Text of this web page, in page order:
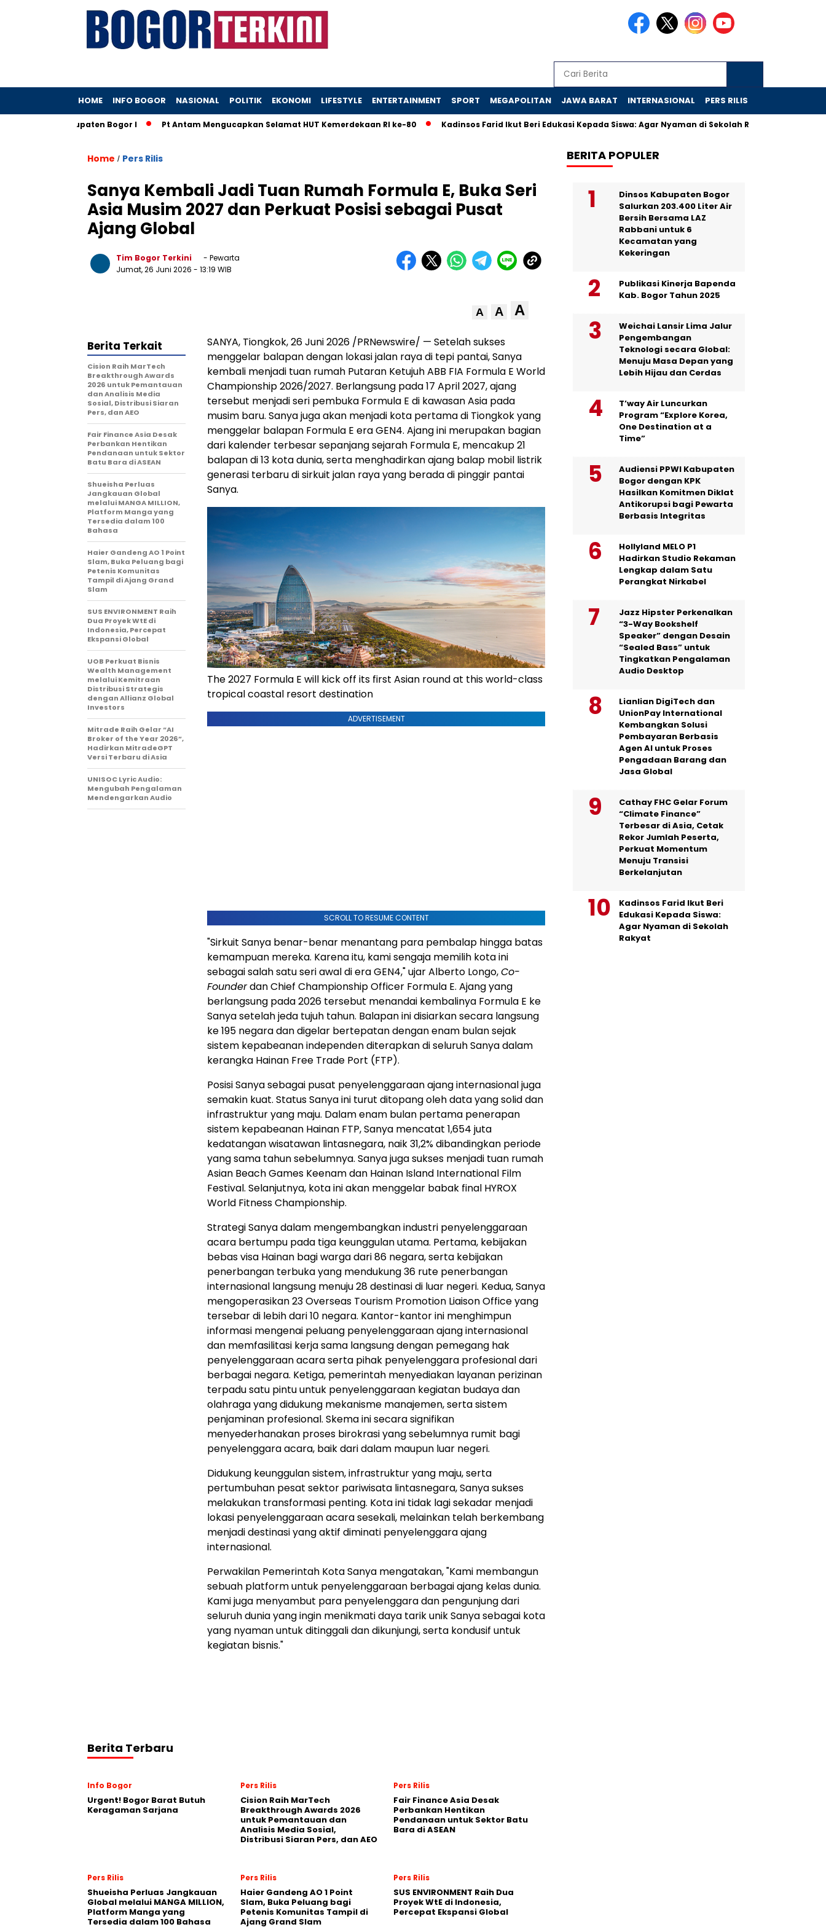
HOME INFO BOGOR NASIONAL POLITIK EKONOMI LIFESTYLE ENTERTAINMENT SPORT MEGAPOLITAN JAWA BARAT INTERNASIONAL PERS RILIS
Kabupaten Bogor I Pt Antam Mengucapkan Selamat HUT Kemerdekaan RI ke-80 Kadinsos Farid Ikut Beri Edukasi Kepada Siswa: Agar Nyaman di Sekolah Rakyat
Home / Pers Rilis
Sanya Kembali Jadi Tuan Rumah Formula E, Buka Seri
Asia Musim 2027 dan Perkuat Posisi sebagai Pusat
Ajang Global
Tim Bogor Terkini
- Pewarta
Jumat, 26 Juni 2026 - 13:19 WIB
A A A
SANYA, Tiongkok, 26 Juni 2026 /PRNewswire/ — Setelah sukses
menggelar balapan dengan lokasi jalan raya di tepi pantai, Sanya
kembali menjadi tuan rumah Putaran Ketujuh ABB FIA Formula E World
Championship 2026/2027. Berlangsung pada 17 April 2027, ajang
tersebut menjadi seri pembuka Formula E di kawasan Asia pada
musim baru. Sanya juga akan menjadi kota pertama di Tiongkok yang
menggelar balapan Formula E era GEN4. Ajang ini merupakan bagian
dari kalender terbesar sepanjang sejarah Formula E, mencakup 21
balapan di 13 kota dunia, serta menghadirkan ajang balap mobil listrik
generasi terbaru di sirkuit jalan raya yang berada di pinggir pantai
Sanya.
The 2027 Formula E will kick off its first Asian round at this world-class
tropical coastal resort destination
ADVERTISEMENT
SCROLL TO RESUME CONTENT
"Sirkuit Sanya benar-benar menantang para pembalap hingga batas
kemampuan mereka. Karena itu, kami sengaja memilih kota ini
sebagai salah satu seri awal di era GEN4," ujar Alberto Longo,Co-
Founderdan Chief Championship Officer Formula E. Ajang yang
berlangsung pada 2026 tersebut menandai kembalinya Formula E ke
Sanya setelah jeda tujuh tahun. Balapan ini disiarkan secara langsung
ke 195 negara dan digelar bertepatan dengan enam bulan sejak
sistem kepabeanan independen diterapkan di seluruh Sanya dalam
kerangka Hainan Free Trade Port (FTP).
Posisi Sanya sebagai pusat penyelenggaraan ajang internasional juga
semakin kuat. Status Sanya ini turut ditopang oleh data yang solid dan
infrastruktur yang maju. Dalam enam bulan pertama penerapan
sistem kepabeanan Hainan FTP, Sanya mencatat 1,654 juta
kedatangan wisatawan lintasnegara, naik 31,2% dibandingkan periode
yang sama tahun sebelumnya. Sanya juga sukses menjadi tuan rumah
Asian Beach Games Keenam dan Hainan Island International Film
Festival. Selanjutnya, kota ini akan menggelar babak final HYROX
World Fitness Championship.
Strategi Sanya dalam mengembangkan industri penyelenggaraan
acara bertumpu pada tiga keunggulan utama. Pertama, kebijakan
bebas visa Hainan bagi warga dari 86 negara, serta kebijakan
penerbangan terbuka yang mendukung 36 rute penerbangan
internasional langsung menuju 28 destinasi di luar negeri. Kedua, Sanya
mengoperasikan 23 Overseas Tourism Promotion Liaison Office yang
tersebar di lebih dari 10 negara. Kantor-kantor ini menghimpun
informasi mengenai peluang penyelenggaraan ajang internasional
dan memfasilitasi kerja sama langsung dengan pemegang hak
penyelenggaraan acara serta pihak penyelenggara profesional dari
berbagai negara. Ketiga, pemerintah menyediakan layanan perizinan
terpadu satu pintu untuk penyelenggaraan kegiatan budaya dan
olahraga yang didukung mekanisme manajemen, serta sistem
penjaminan profesional. Skema ini secara signifikan
menyederhanakan proses birokrasi yang sebelumnya rumit bagi
penyelenggara acara, baik dari dalam maupun luar negeri.
Didukung keunggulan sistem, infrastruktur yang maju, serta
pertumbuhan pesat sektor pariwisata lintasnegara, Sanya sukses
melakukan transformasi penting. Kota ini tidak lagi sekadar menjadi
lokasi penyelenggaraan acara sesekali, melainkan telah berkembang
menjadi destinasi yang aktif diminati penyelenggara ajang
internasional.
Perwakilan Pemerintah Kota Sanya mengatakan, "Kami membangun
sebuah platform untuk penyelenggaraan berbagai ajang kelas dunia.
Kami juga menyambut para penyelenggara dan pengunjung dari
seluruh dunia yang ingin menikmati daya tarik unik Sanya sebagai kota
yang nyaman untuk ditinggali dan dikunjungi, serta kondusif untuk
kegiatan bisnis."
Berita Terkait
Cision Raih MarTech
Breakthrough Awards
2026 untuk Pemantauan
dan Analisis Media
Sosial, Distribusi Siaran
Pers, dan AEO
Fair Finance Asia Desak
Perbankan Hentikan
Pendanaan untuk Sektor
Batu Bara di ASEAN
Shueisha Perluas
Jangkauan Global
melalui MANGA MILLION,
Platform Manga yang
Tersedia dalam 100
Bahasa
Haier Gandeng AO 1 Point
Slam, Buka Peluang bagi
Petenis Komunitas
Tampil di Ajang Grand
Slam
SUS ENVIRONMENT Raih
Dua Proyek WtE di
Indonesia, Percepat
Ekspansi Global
UOB Perkuat Bisnis
Wealth Management
melalui Kemitraan
Distribusi Strategis
dengan Allianz Global
Investors
Mitrade Raih Gelar “AI
Broker of the Year 2026”,
Hadirkan MitradeGPT
Versi Terbaru di Asia
UNISOC Lyric Audio:
Mengubah Pengalaman
Mendengarkan Audio
Berita Terbaru
Info Bogor
Urgent! Bogor Barat Butuh
Keragaman Sarjana
Pers Rilis
Cision Raih MarTech
Breakthrough Awards 2026
untuk Pemantauan dan
Analisis Media Sosial,
Distribusi Siaran Pers, dan AEO
Pers Rilis
Fair Finance Asia Desak
Perbankan Hentikan
Pendanaan untuk Sektor Batu
Bara di ASEAN
Pers Rilis
Shueisha Perluas Jangkauan
Global melalui MANGA MILLION,
Platform Manga yang
Tersedia dalam 100 Bahasa
Pers Rilis
Haier Gandeng AO 1 Point
Slam, Buka Peluang bagi
Petenis Komunitas Tampil di
Ajang Grand Slam
Pers Rilis
SUS ENVIRONMENT Raih Dua
Proyek WtE di Indonesia,
Percepat Ekspansi Global
BERITA POPULER
Dinsos Kabupaten Bogor
Salurkan 203.400 Liter Air
Bersih Bersama LAZ
Rabbani untuk 6
Kecamatan yang
Kekeringan
Publikasi Kinerja Bapenda
Kab. Bogor Tahun 2025
Weichai Lansir Lima Jalur
Pengembangan
Teknologi secara Global:
Menuju Masa Depan yang
Lebih Hijau dan Cerdas
T’way Air Luncurkan
Program “Explore Korea,
One Destination at a
Time”
Audiensi PPWI Kabupaten
Bogor dengan KPK
Hasilkan Komitmen Diklat
Antikorupsi bagi Pewarta
Berbasis Integritas
Hollyland MELO P1
Hadirkan Studio Rekaman
Lengkap dalam Satu
Perangkat Nirkabel
Jazz Hipster Perkenalkan
“3-Way Bookshelf
Speaker” dengan Desain
“Sealed Bass” untuk
Tingkatkan Pengalaman
Audio Desktop
Lianlian DigiTech dan
UnionPay International
Kembangkan Solusi
Pembayaran Berbasis
Agen AI untuk Proses
Pengadaan Barang dan
Jasa Global
Cathay FHC Gelar Forum
“Climate Finance”
Terbesar di Asia, Cetak
Rekor Jumlah Peserta,
Perkuat Momentum
Menuju Transisi
Berkelanjutan
Kadinsos Farid Ikut Beri
Edukasi Kepada Siswa:
Agar Nyaman di Sekolah
Rakyat